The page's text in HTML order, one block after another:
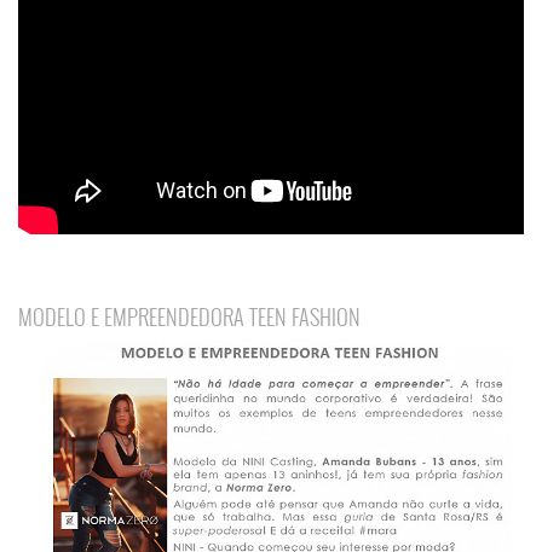
MODELO E EMPREENDEDORA TEEN FASHION